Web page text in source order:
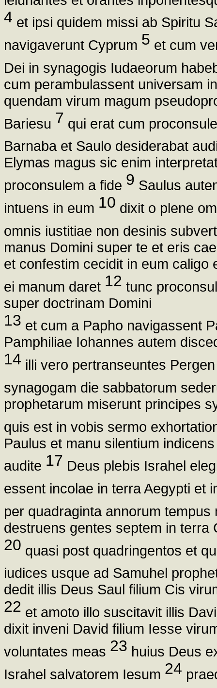
4 et ipsi quidem missi ab Spiritu
navigaverunt Cyprum 5 et cum
Dei in synagogis Iudaeorum
cum perambulassent universam
quendam virum magum
Bariesu 7 qui erat cum
Barnaba et Saulo desiderabat
Elymas magus sic enim
proconsulem a fide 9 Saulus
intuens in eum 10 dixit o plene
omnis iustitiae non desinis
manus Domini super te et eris
et confestim cecidit in eum
ei manum daret 12 tunc
super doctrinam Domini
13 et cum a Papho navigassent
Pamphiliae Iohannes autem
14 illi vero pertranseuntes
synagogam die sabbatorum
prophetarum miserunt principes
quis est in vobis sermo
Paulus et manu silentium
audite 17 Deus plebis Israhel
essent incolae in terra Aegypti et
per quadraginta annorum
destruens gentes septem in
20 quasi post quadringentos et
iudices usque ad Samuhel
dedit illis Deus Saul filium Cis
22 et amoto illo suscitavit illis
dixit inveni David filium Iesse
voluntates meas 23 huius Deus
Israhel salvatorem Iesum 24